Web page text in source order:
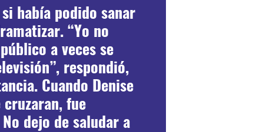
había podido sanar
“Yo no
a veces se
respondió,
Cuando Denise
fue
dejo de saludar a